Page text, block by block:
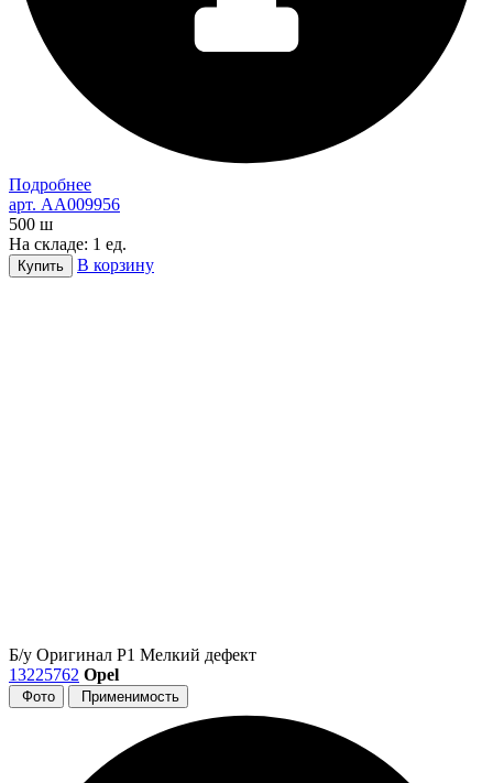
Подробнее
арт. AA009956
500 ш
На складе: 1 ед.
Купить В корзину
Б/у Оригинал Р1 Мелкий дефект
13225762 Opel
Фото Применимость